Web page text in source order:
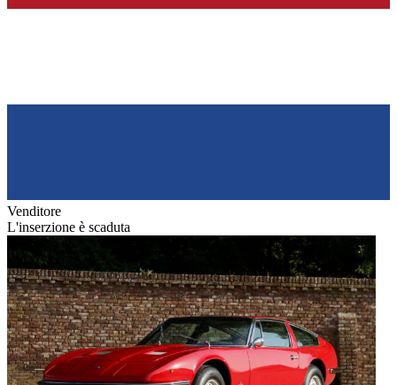
Venditore
L'inserzione è scaduta